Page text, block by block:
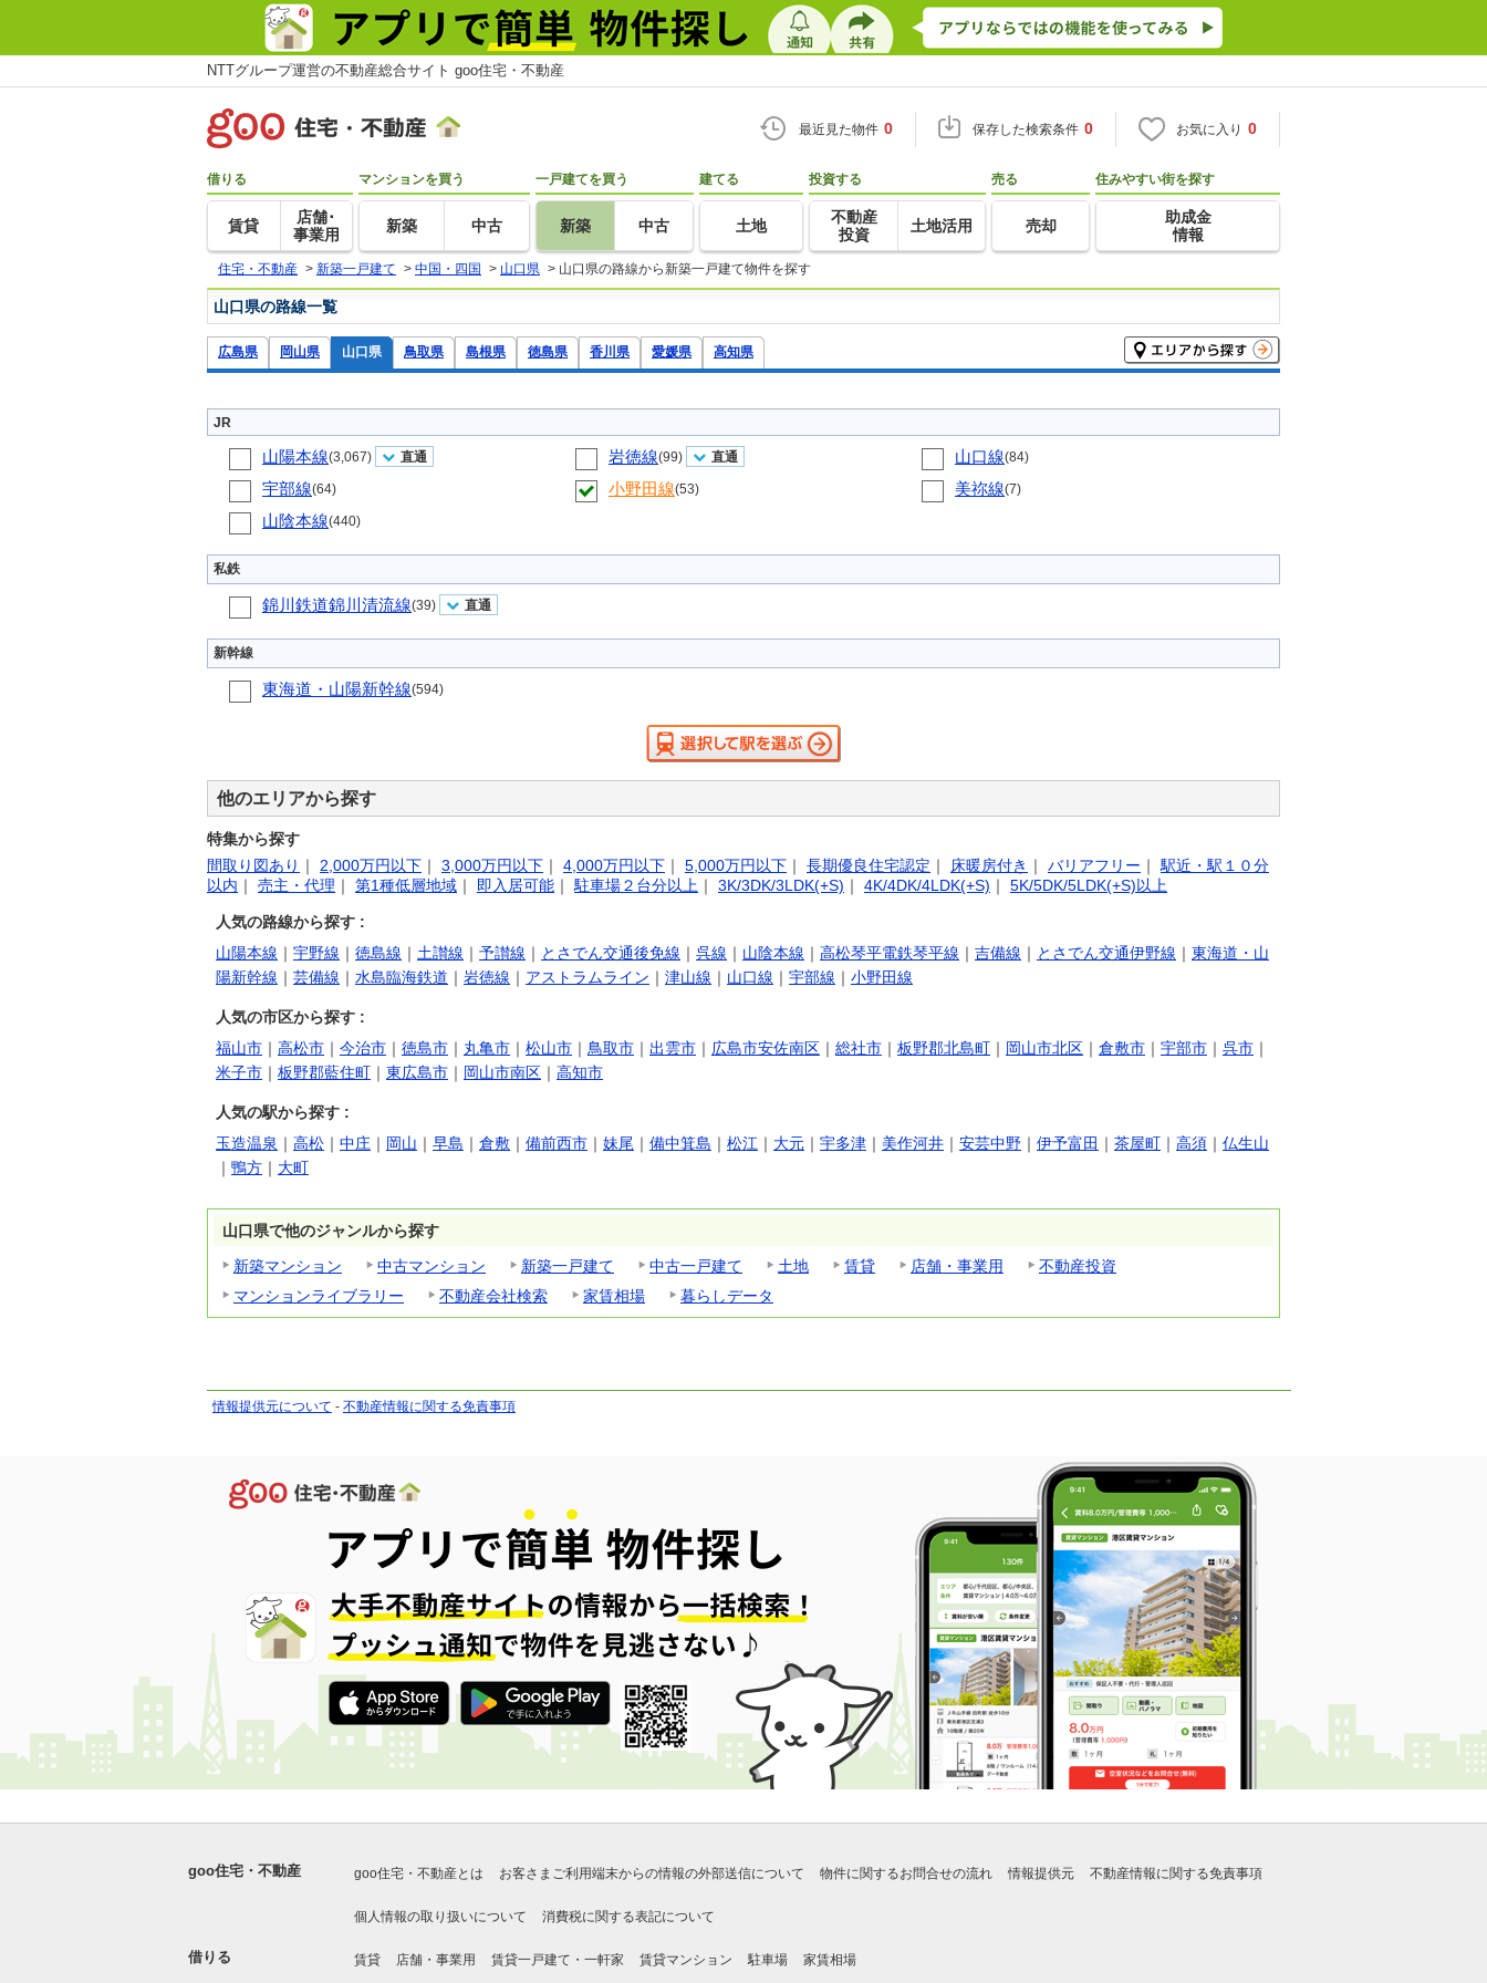
NTTグループ運営の不動産総合サイト goo住宅・不動産
最近見た物件 0 保存した検索条件 0 お気に入り 0
借りる
賃貸
店舗･
事業用
マンションを買う
新築 中古
一戸建てを買う
新築 中古
建てる
土地
投資する
不動産
投資
土地活用
売る
売却
住みやすい街を探す
助成金
情報
住宅・不動産 > 新築一戸建て > 中国・四国 > 山口県 > 山口県の路線から新築一戸建て物件を探す
山口県の路線一覧
広島県 岡山県 山口県 鳥取県 島根県 徳島県 香川県 愛媛県 高知県
JR
山陽本線(3,067) 直通 岩徳線(99) 直通 山口線(84)
宇部線(64) 小野田線(53) 美祢線(7)
山陰本線(440)
私鉄
錦川鉄道錦川清流線(39) 直通
新幹線
東海道・山陽新幹線(594)
他のエリアから探す
特集から探す
間取り図あり ｜ 2,000万円以下 ｜ 3,000万円以下 ｜ 4,000万円以下 ｜ 5,000万円以下 ｜ 長期優良住宅認定 ｜ 床暖房付き ｜ バリアフリー ｜ 駅近・駅１０分
以内 ｜ 売主・代理 ｜ 第1種低層地域 ｜ 即入居可能 ｜ 駐車場２台分以上 ｜ 3K/3DK/3LDK(+S) ｜ 4K/4DK/4LDK(+S) ｜ 5K/5DK/5LDK(+S)以上
人気の路線から探す :
山陽本線 ｜ 宇野線 ｜ 徳島線 ｜ 土讃線 ｜ 予讃線 ｜ とさでん交通後免線 ｜ 呉線 ｜ 山陰本線 ｜ 高松琴平電鉄琴平線 ｜ 吉備線 ｜ とさでん交通伊野線 ｜ 東海道・山
陽新幹線 ｜ 芸備線 ｜ 水島臨海鉄道 ｜ 岩徳線 ｜ アストラムライン ｜ 津山線 ｜ 山口線 ｜ 宇部線 ｜ 小野田線
人気の市区から探す :
福山市 ｜ 高松市 ｜ 今治市 ｜ 徳島市 ｜ 丸亀市 ｜ 松山市 ｜ 鳥取市 ｜ 出雲市 ｜ 広島市安佐南区 ｜ 総社市 ｜ 板野郡北島町 ｜ 岡山市北区 ｜ 倉敷市 ｜ 宇部市 ｜ 呉市 ｜
米子市 ｜ 板野郡藍住町 ｜ 東広島市 ｜ 岡山市南区 ｜ 高知市
人気の駅から探す :
玉造温泉 ｜ 高松 ｜ 中庄 ｜ 岡山 ｜ 早島 ｜ 倉敷 ｜ 備前西市 ｜ 妹尾 ｜ 備中箕島 ｜ 松江 ｜ 大元 ｜ 宇多津 ｜ 美作河井 ｜ 安芸中野 ｜ 伊予富田 ｜ 茶屋町 ｜ 高須 ｜ 仏生山
｜ 鴨方 ｜ 大町
山口県で他のジャンルから探す
新築マンション
中古マンション 新築一戸建て 中古一戸建て 土地 賃貸 店舗・事業用
不動産投資
マンションライブラリー
不動産会社検索 家賃相場 暮らしデータ
情報提供元について - 不動産情報に関する免責事項
goo住宅・不動産 goo住宅・不動産とは お客さまご利用端末からの情報の外部送信について 物件に関するお問合せの流れ 情報提供元 不動産情報に関する免責事項
個人情報の取り扱いについて 消費税に関する表記について
借りる 賃貸 店舗・事業用 賃貸一戸建て・一軒家 賃貸マンション 駐車場 家賃相場